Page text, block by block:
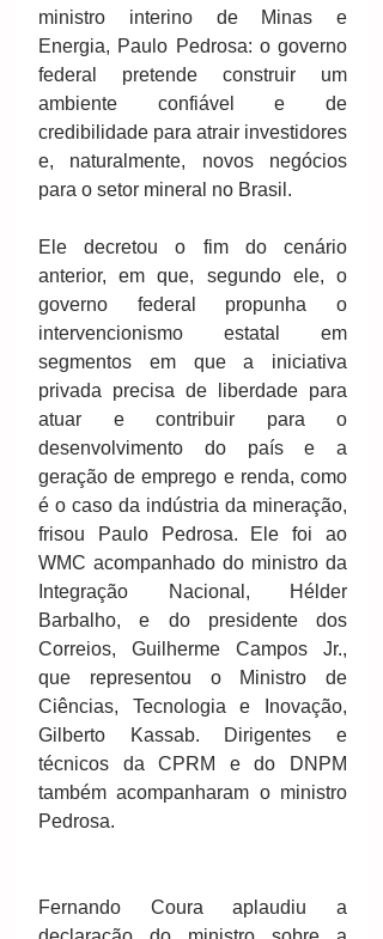
ministro interino de Minas e
Energia, Paulo Pedrosa: o governo
federal pretende construir um
ambiente confiável e de
credibilidade para atrair investidores
e, naturalmente, novos negócios
para o setor mineral no Brasil.
Ele decretou o fim do cenário
anterior, em que, segundo ele, o
governo federal propunha o
intervencionismo estatal em
segmentos em que a iniciativa
privada precisa de liberdade para
atuar e contribuir para o
desenvolvimento do país e a
geração de emprego e renda, como
é o caso da indústria da mineração,
frisou Paulo Pedrosa. Ele foi ao
WMC acompanhado do ministro da
Integração Nacional, Hélder
Barbalho, e do presidente dos
Correios, Guilherme Campos Jr.,
que representou o Ministro de
Ciências, Tecnologia e Inovação,
Gilberto Kassab. Dirigentes e
técnicos da CPRM e do DNPM
também acompanharam o ministro
Pedrosa.
Fernando Coura aplaudiu a